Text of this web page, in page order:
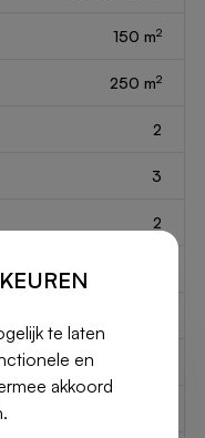
150 m2
250 m2
2
3
2
te laten
en
akkoord